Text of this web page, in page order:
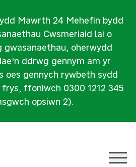
Mawrth 24 Mehefin bydd
Cwsmeriaid lai o
gwasanaethau, oherwydd
ddrwg gennym am yr
oes gennych rywbeth sydd
ffoniwch 0300 1212 345
opsiwn 2).